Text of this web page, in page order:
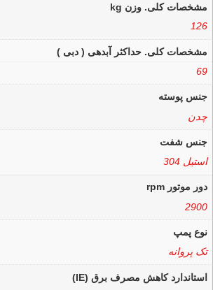
مشخصات کلی. وزن kg
126
مشخصات کلی. حداکثر آبدهی ( دبی )
69
جنس پوسته
چدن
جنس شفت
استیل 304
دور موتور rpm
2900
نوع پمپ
تک پروانه
استاندارد کاهش مصرف برق (IE)